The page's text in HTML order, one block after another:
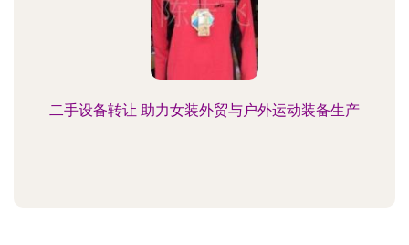
二手设备转让 助力女装外贸与户外运动装备生产